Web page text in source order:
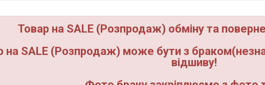
Товар на SALE (Розпродаж) обміну та
на SALE (Розпродаж) може бути з
відшиву!